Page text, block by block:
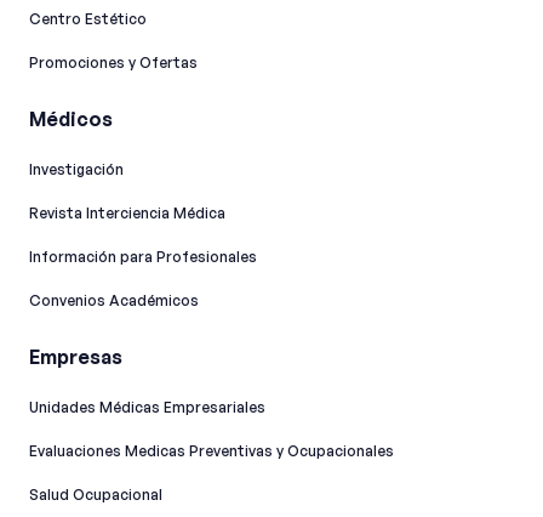
Centro Estético
Promociones y Ofertas
Médicos
Investigación
Revista Interciencia Médica
Información para Profesionales
Convenios Académicos
Empresas
Unidades Médicas Empresariales
Evaluaciones Medicas Preventivas y Ocupacionales
Salud Ocupacional